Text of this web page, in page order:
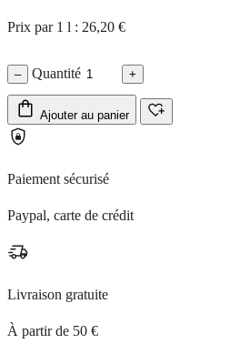
Prix par 1 l : 26,20 €
– Quantité +
Ajouter au panier
Paiement sécurisé
Paypal, carte de crédit
Livraison gratuite
À partir de 50 €